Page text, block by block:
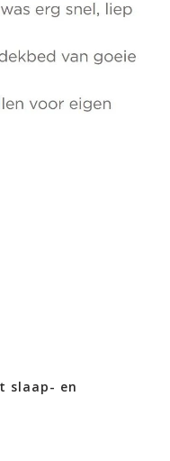
slaap- en